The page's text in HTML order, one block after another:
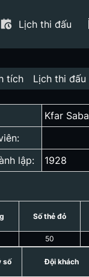
Lịch thi đấu
tích Lịch thi đấu
Kfar Saba
lập:
1928
Số thẻ đỏ
50
số Đội khách